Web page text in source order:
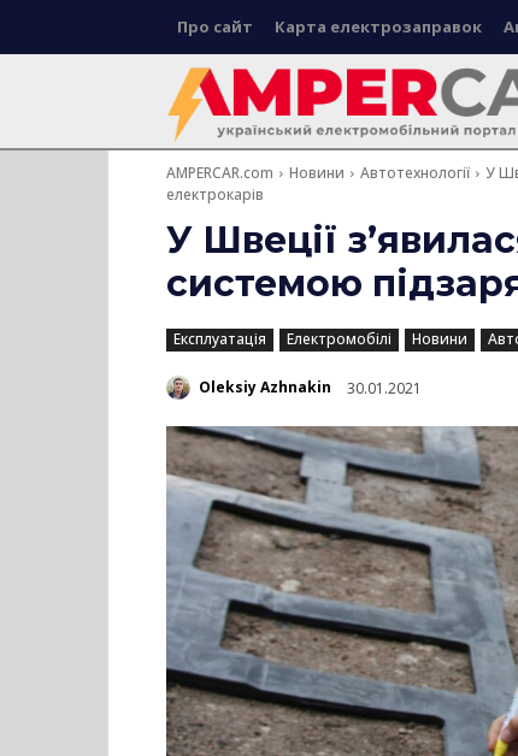
Про сайт Карта електрозаправок
AMPERCAR.com Новини Автотехнології
У
електрокарів
У Швеції
системою
Експлуатація Електромобілі Новини
Oleksiy Azhnakin 30.01.2021